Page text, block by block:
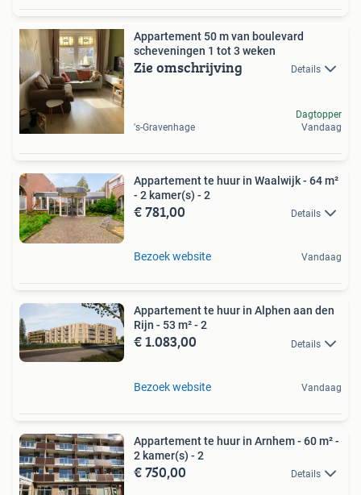
Appartement 50 m van boulevard
scheveningen 1 tot 3 weken
Zie omschrijving Details
's-Gravenhage
Dagtopper
Vandaag
Appartement te huur in Waalwijk - 64 m²
- 2 kamer(s) - 2
€ 781,00 Details
Bezoek website Vandaag
Appartement te huur in Alphen aan den
Rijn - 53 m² - 2
€ 1.083,00 Details
Bezoek website Vandaag
Appartement te huur in Arnhem - 60 m² -
2 kamer(s) - 2
€ 750,00 Details